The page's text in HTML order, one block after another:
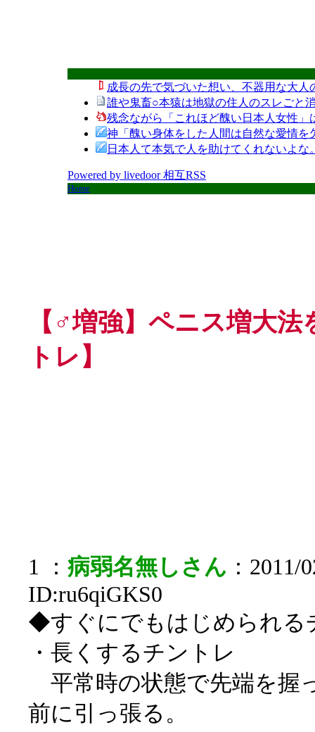
成長の先で気づいた想い、不器用な大人
誰や鬼畜○本猿は地獄の住人のスレごと
残念ながら「これほど醜い日本人女性
神「醜い身体をした人間は自然な愛情を
日本人て本気で人を助けてくれないよ
Powered by livedoor 相互RSS
Home
【♂増強】ペニス増大
トレ】
1 ： 病弱名無しさん ：2011/
ID:ru6qiGKS0
◆すぐにでもはじめられる
・長くするチントレ
平常時の状態で先端を握
前に引っ張る。